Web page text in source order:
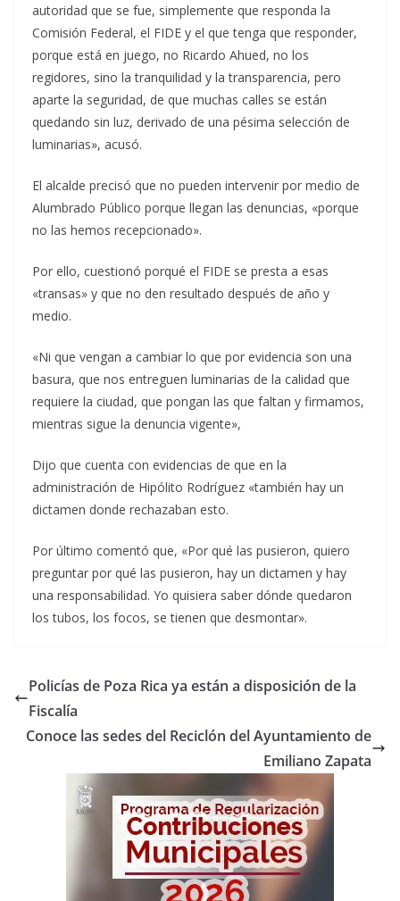
autoridad que se fue, simplemente que responda la
Comisión Federal, el FIDE y el que tenga que responder,
porque está en juego, no Ricardo Ahued, no los
regidores, sino la tranquilidad y la transparencia, pero
aparte la seguridad, de que muchas calles se están
quedando sin luz, derivado de una pésima selección de
luminarias», acusó.
El alcalde precisó que no pueden intervenir por medio de
Alumbrado Público porque llegan las denuncias, «porque
no las hemos recepcionado».
Por ello, cuestionó porqué el FIDE se presta a esas
«transas» y que no den resultado después de año y
medio.
«Ni que vengan a cambiar lo que por evidencia son una
basura, que nos entreguen luminarias de la calidad que
requiere la ciudad, que pongan las que faltan y firmamos,
mientras sigue la denuncia vigente»,
Dijo que cuenta con evidencias de que en la
administración de Hipólito Rodríguez «también hay un
dictamen donde rechazaban esto.
Por último comentó que, «Por qué las pusieron, quiero
preguntar por qué las pusieron, hay un dictamen y hay
una responsabilidad. Yo quisiera saber dónde quedaron
los tubos, los focos, se tienen que desmontar».
Policías de Poza Rica ya están a disposición de la
Fiscalía
Conoce las sedes del Reciclón del Ayuntamiento de
Emiliano Zapata